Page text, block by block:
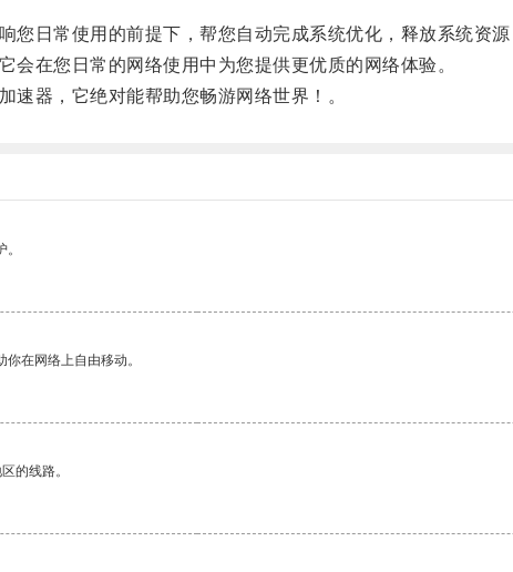
日常使用的前提下，帮您自动完成系统优化，释放系统资源
在您日常的网络使用中为您提供更优质的网络体验。
器，它绝对能帮助您畅游网络世界！。
在网络上自由移动。
的线路。